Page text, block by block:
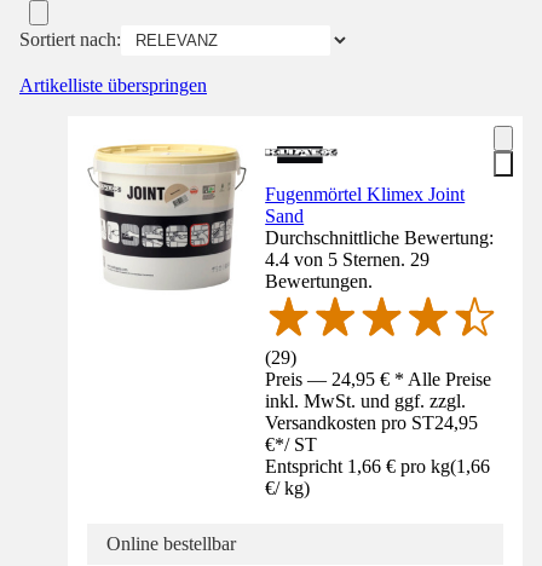
Sortiert nach:
Artikelliste überspringen
Fugenmörtel Klimex Joint
Sand
Durchschnittliche Bewertung:
4.4 von 5 Sternen. 29
Bewertungen.
(29)
Preis — 24,95 € * Alle Preise
inkl. MwSt. und ggf. zzgl.
Versandkosten pro ST24,95
€*/ ST
Entspricht 1,66 € pro kg(1,66
€/ kg)
Online bestellbar